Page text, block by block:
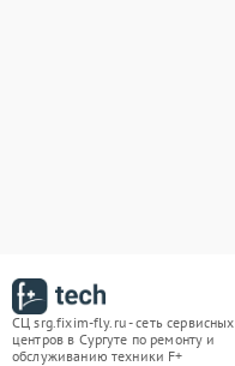
СЦ srg.fixim-fly.ru - сеть сервисных
центров в Сургуте по ремонту и
обслуживанию техники F+